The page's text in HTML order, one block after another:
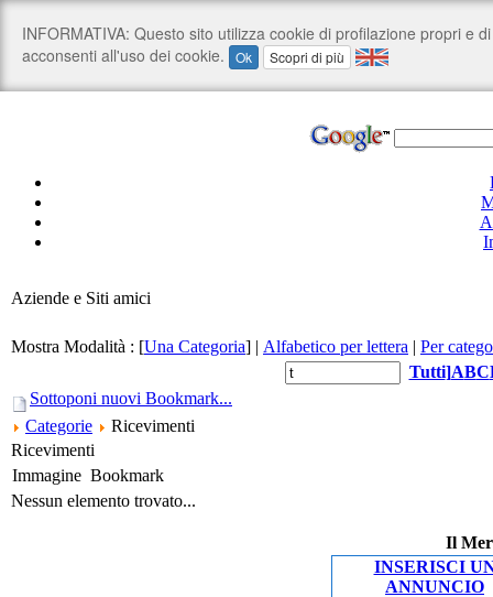
Aziende e Siti amici
Mostra Modalità : [Una Categoria] | Alfabetico per lettera | Per
Tutti]ABC
Sottoponi nuovi Bookmark...
Categorie
Ricevimenti
Ricevimenti
Immagine Bookmark
Nessun elemento trovato...
Il
INSERISCI
ANNUNCIO